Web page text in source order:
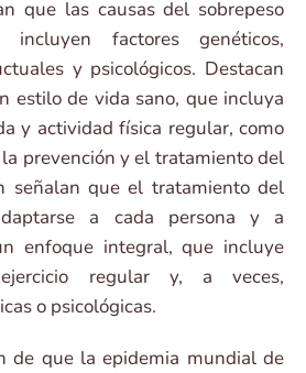
que las causas del sobrepeso
factores genéticos,
y psicológicos. Destacan
estilo de vida sano, que incluya
y actividad física regular, como
prevención y el tratamiento del
señalan que el tratamiento del
a cada persona y a
enfoque integral, que incluye
regular y, a veces,
o psicológicas.
de que la epidemia mundial de